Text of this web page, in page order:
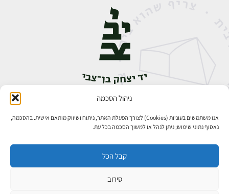
ניהול הסכמה
אנו משתמשים בעוגיות (Cookies) לצורך הפעלת האתר, ניתוח ושיווק מותאם אישית. בהסכמה,
נאסוף נתוני שימוש; ניתן לנהל או למשוך הסכמה בכל עת.
קבל הכל
סירוב
אבן גבירול 14, רחביה, ירושלים